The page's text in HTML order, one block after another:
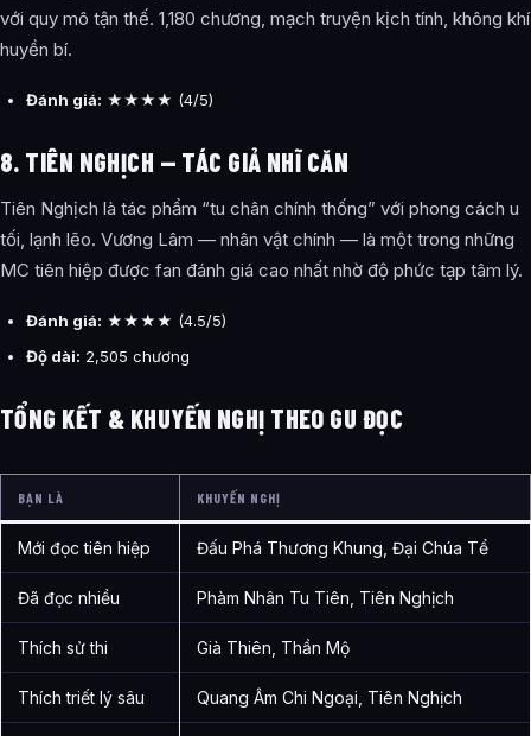
với quy mô tận thế. 1,180 chương, mạch truyện kịch tính, không khí
huyền bí.
Đánh giá: ★★★★ (4/5)
8. TIÊN NGHỊCH — TÁC GIẢ NHĨ CĂN
Tiên Nghịch là tác phẩm “tu chân chính thống” với phong cách u
tối, lạnh lẽo. Vương Lâm — nhân vật chính — là một trong những
MC tiên hiệp được fan đánh giá cao nhất nhờ độ phức tạp tâm lý.
Đánh giá: ★★★★ (4.5/5)
Độ dài: 2,505 chương
TỔNG KẾT & KHUYẾN NGHỊ THEO GU ĐỌC
BẠN LÀ KHUYẾN NGHỊ
Mới đọc tiên hiệp Đấu Phá Thương Khung, Đại Chúa Tể
Đã đọc nhiều Phàm Nhân Tu Tiên, Tiên Nghịch
Thích sử thi Già Thiên, Thần Mộ
Thích triết lý sâu Quang Âm Chi Ngoại, Tiên Nghịch